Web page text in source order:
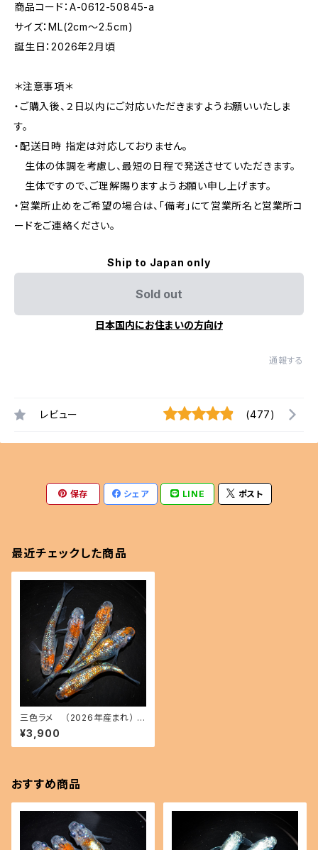
商品コード：A-0612-50845-a
サイズ：ML(2cm〜2.5cm)
誕生日：2026年2月頃
＊注意事項＊
・ご購入後、２日以内にご対応いただきますようお願いいたしま
す。
・配送日時 指定は対応しておりません。
生体の体調を考慮し、最短の日程で発送させていただきます。
生体ですので、ご理解賜りますようお願い申し上げます。
・営業所止めをご希望の場合は、「備考」にて営業所名と営業所コ
ードをご連絡ください。
Ship to Japan only
Sold out
日本国内にお住まいの方向け
通報する
レビュー (477)
保存 シェア LINE ポスト
最近チェックした商品
三色ラメ （2026年産まれ） オ
ス2 メス3(現物出品) ikahoff
A-0612-50845-a
¥3,900
おすすめ商品